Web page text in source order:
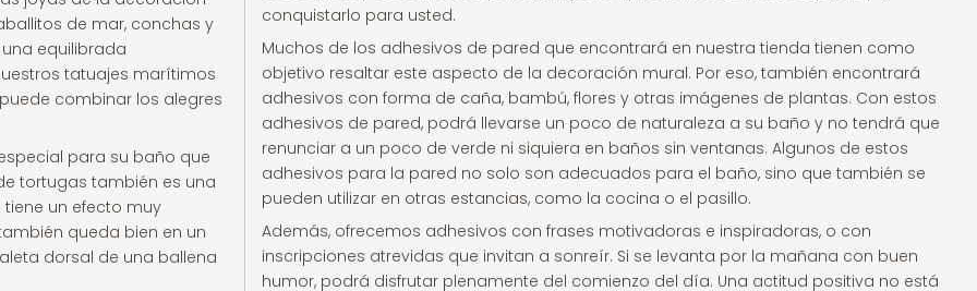
de mar, conchas y
equilibrada
tatuajes marítimos
combinar los alegres
para su baño que
tortugas también es una
un efecto muy
queda bien en un
dorsal de una ballena
conquistarlo para usted.
Muchos de los adhesivos de pared que encontrará en nuestra tienda tienen como
objetivo resaltar este aspecto de la decoración mural. Por eso, también encontrará
adhesivos con forma de caña, bambú, flores y otras imágenes de plantas. Con estos
adhesivos de pared, podrá llevarse un poco de naturaleza a su baño y no tendrá que
renunciar a un poco de verde ni siquiera en baños sin ventanas. Algunos de estos
adhesivos para la pared no solo son adecuados para el baño, sino que también se
pueden utilizar en otras estancias, como la cocina o el pasillo.
Además, ofrecemos adhesivos con frases motivadoras e inspiradoras, o con
inscripciones atrevidas que invitan a sonreír. Si se levanta por la mañana con buen
humor, podrá disfrutar plenamente del comienzo del día. Una actitud positiva no está